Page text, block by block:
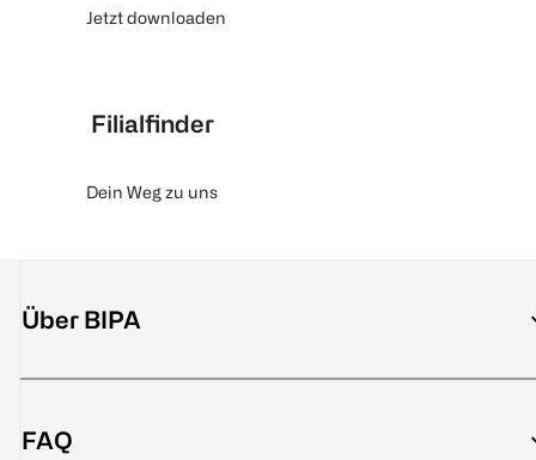
Jetzt downloaden
Filialfinder
Dein Weg zu uns
Über BIPA
FAQ